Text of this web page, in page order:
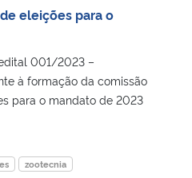
eleições para o
001/2023 –
à formação da comissão
para o mandato de 2023
zootecnia